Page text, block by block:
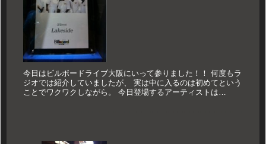
今日はビルボードライブ大阪にいって参りました！！ 何度もラ
ジオでは紹介していましたが、 実は中に入るのは初めてという
ことでワクワクしながら。 今日登場するアーティストは